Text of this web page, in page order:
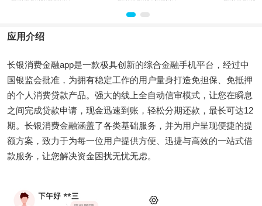
应用介绍
长银消费金融app是一款极具创新的综合金融手机平台，经过中
国银监会批准，为拥有稳定工作的用户量身打造免担保、免抵押
的个人消费贷款产品。强大的线上全自动信审模式，让您在瞬息
之间完成贷款申请，现金迅速到账，轻松分期还款，最长可达12
期。长银消费金融涵盖了各类基础服务，并为用户呈现便捷的提
额方案，致力于为每一位用户提供方便、迅捷与高效的一站式借
款服务，让您解决资金困扰无忧无虑。